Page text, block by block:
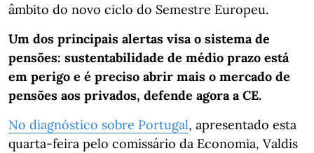
âmbito do novo ciclo do Semestre Europeu.
Um dos principais alertas visa o sistema de
pensões: sustentabilidade de médio prazo está
em perigo e é preciso abrir mais o mercado de
pensões aos privados, defende agora a CE.
No diagnóstico sobre Portugal, apresentado esta
quarta-feira pelo comissário da Economia, Valdis